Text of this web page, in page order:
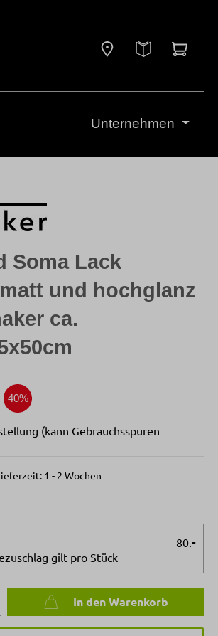
Unternehmen
Soma Lack
und hochglanz
ca.
40%
(kann Gebrauchsspuren
1 - 2 Wochen
gilt pro Stück
80.-
Gib denIn den Warenkorb